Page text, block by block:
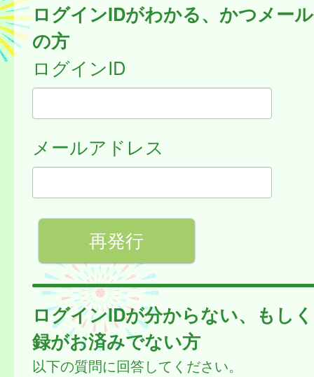
ログインIDがわかる、かつメー
の方
ログインID
メールアドレス
ログインIDが分からない、もし
録がお済みでない方
以下の質問に回答してください。